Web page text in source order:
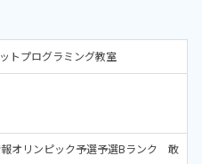
トプログラミング教室
オリンピック予選予選Bランク 敢